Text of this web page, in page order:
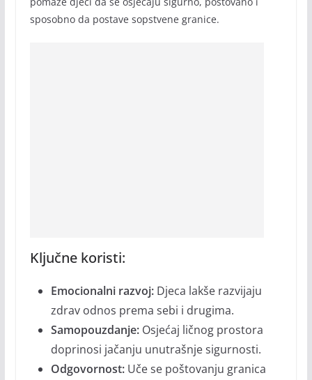
sposobno da postave sopstvene granice.
Ključne koristi:
Emocionalni razvoj:Djeca lakše razvijaju
zdrav odnos prema sebi i drugima.
Samopouzdanje:Osjećaj ličnog prostora
doprinosi jačanju unutrašnje sigurnosti.
Odgovornost:Uče se poštovanju granica